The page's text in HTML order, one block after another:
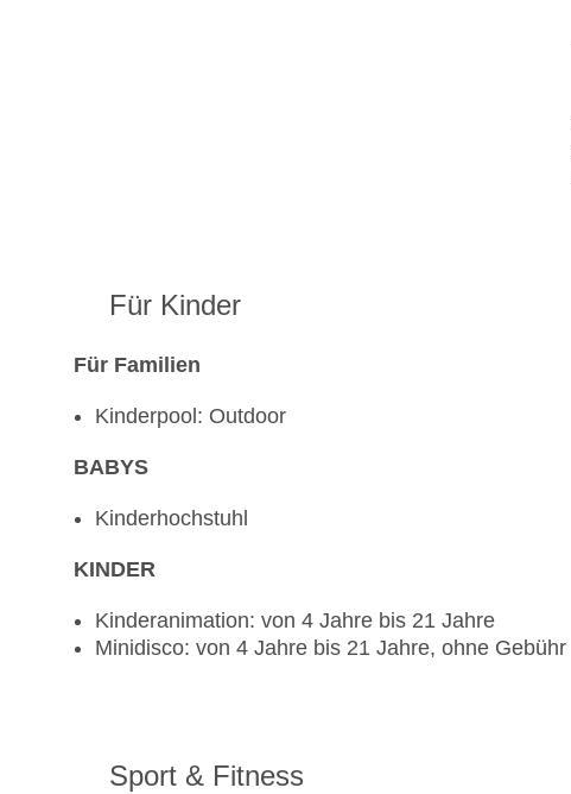
Für Kinder
Für Familien
Kinderpool: Outdoor
BABYS
Kinderhochstuhl
KINDER
Kinderanimation: von 4 Jahre bis 21 Jahre
Minidisco: von 4 Jahre bis 21 Jahre, ohne Gebühr
Sport & Fitness